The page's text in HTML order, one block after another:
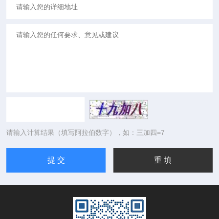
请输入计算结果（填写阿拉伯数字），如：三加四=7